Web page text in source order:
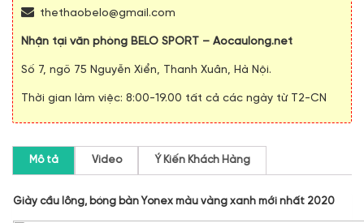
thethaobelo@gmail.com
Nhận tại văn phòng BELO SPORT – Aocaulong.net
Số 7, ngõ 75 Nguyễn Xiển, Thanh Xuân, Hà Nội.
Thời gian làm việc: 8:00-19.00 tất cả các ngày từ T2-CN
Mô tả Video Ý Kiến Khách Hàng
Giày cầu lông, bóng bàn Yonex màu vàng xanh mới nhất 2020